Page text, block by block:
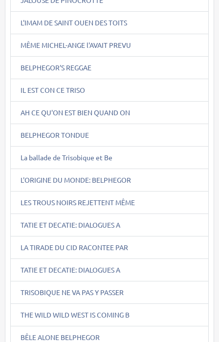
L'IMAM DE SAINT OUEN DES TOITS
MÊME MICHEL-ANGE l'AVAIT PREVU
BELPHEGOR'S REGGAE
IL EST CON CE TRISO
AH CE QU'ON EST BIEN QUAND ON
BELPHEGOR TONDUE
La ballade de Trisobique et Be
L'ORIGINE DU MONDE: BELPHEGOR
LES TROUS NOIRS REJETTENT MÊME
TATIE ET DECATIE: DIALOGUES A
LA TIRADE DU CID RACONTEE PAR
TATIE ET DECATIE: DIALOGUES A
TRISOBIQUE NE VA PAS Y PASSER
THE WILD WILD WEST IS COMING B
BÊLE ALONE BELPHEGOR